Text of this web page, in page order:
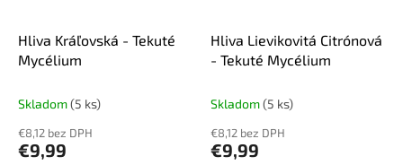
Hliva Kráľovská - Tekuté
Mycélium
Skladom(5 ks)
€8,12 bez DPH
€9,99
Hliva Lievikovitá Citrónová
- Tekuté Mycélium
Skladom(5 ks)
€8,12 bez DPH
€9,99